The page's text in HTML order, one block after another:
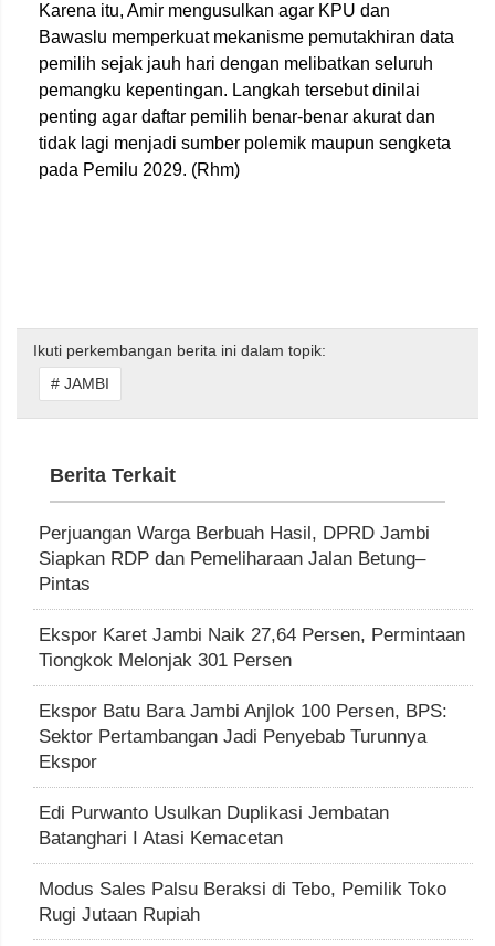
Karena itu, Amir mengusulkan agar KPU dan
Bawaslu memperkuat mekanisme pemutakhiran data
pemilih sejak jauh hari dengan melibatkan seluruh
pemangku kepentingan. Langkah tersebut dinilai
penting agar daftar pemilih benar-benar akurat dan
tidak lagi menjadi sumber polemik maupun sengketa
pada Pemilu 2029. (Rhm)
Ikuti perkembangan berita ini dalam topik:
# JAMBI
Berita Terkait
Perjuangan Warga Berbuah Hasil, DPRD Jambi
Siapkan RDP dan Pemeliharaan Jalan Betung–
Pintas
Ekspor Karet Jambi Naik 27,64 Persen, Permintaan
Tiongkok Melonjak 301 Persen
Ekspor Batu Bara Jambi Anjlok 100 Persen, BPS:
Sektor Pertambangan Jadi Penyebab Turunnya
Ekspor
Edi Purwanto Usulkan Duplikasi Jembatan
Batanghari I Atasi Kemacetan
Modus Sales Palsu Beraksi di Tebo, Pemilik Toko
Rugi Jutaan Rupiah